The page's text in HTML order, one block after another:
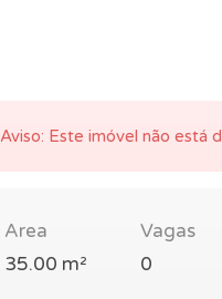
Aviso: Este imóvel não está
Area
35.00 m²
Vagas
0